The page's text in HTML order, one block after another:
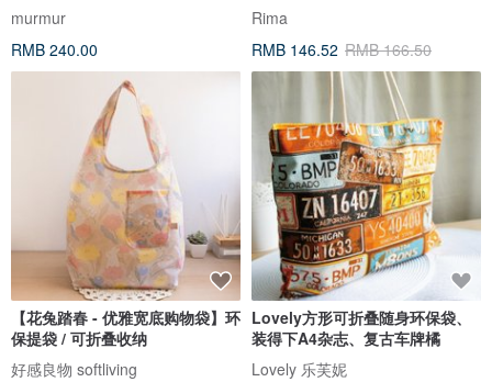
murmur
RMB 240.00
Rima
RMB 146.52 RMB 166.50
【花兔踏春 - 优雅宽底购物袋】环
保提袋 / 可折叠收纳
好感良物 softliving
Lovely方形可折叠随身环保袋、
装得下A4杂志、复古车牌橘
Lovely 乐芙妮